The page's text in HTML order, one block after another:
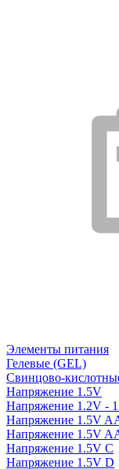
Элементы питания
Гелевые (GEL)
Свинцово-
Напряжение 1.5V
Напряжение 1.2V -
Напряжение 1.5V
Напряжение 1.5V
Напряжение 1.5V C
Напряжение 1.5V D